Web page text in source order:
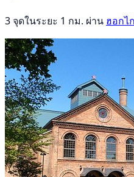
3 จุดในระยะ 1 กม. ผ่าน ฮอกไ